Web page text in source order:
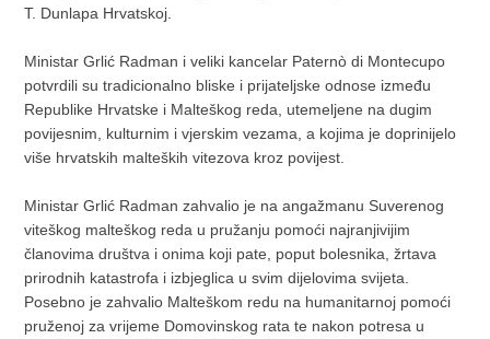
T. Dunlapa Hrvatskoj.
Ministar Grlić Radman i veliki kancelar Paternò di Montecupo
potvrdili su tradicionalno bliske i prijateljske odnose između
Republike Hrvatske i Malteškog reda, utemeljene na dugim
povijesnim, kulturnim i vjerskim vezama, a kojima je doprinijelo
više hrvatskih malteških vitezova kroz povijest.
Ministar Grlić Radman zahvalio je na angažmanu Suverenog
viteškog malteškog reda u pružanju pomoći najranjivijim
članovima društva i onima koji pate, poput bolesnika, žrtava
prirodnih katastrofa i izbjeglica u svim dijelovima svijeta.
Posebno je zahvalio Malteškom redu na humanitarnoj pomoći
pruženoj za vrijeme Domovinskog rata te nakon potresa u